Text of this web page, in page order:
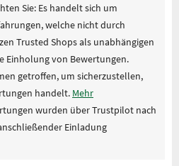
Sie: Es handelt sich um
welche nicht durch
Trusted Shops als unabhängigen
Einholung von Bewertungen.
getroffen, um sicherzustellen,
handelt. Mehr
wurden über Trustpilot nach
Einladung